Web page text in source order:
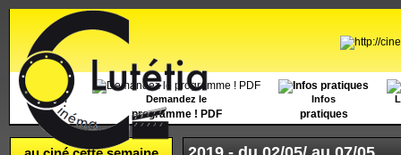
Accueil Demandez le
programme ! PDF
Infos
pratiques